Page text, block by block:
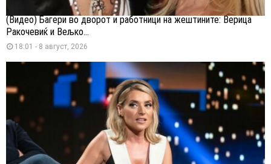
(Видео) Багери во дворот и работници на жештините: Верица
Ракочевиќ и Вељко...
18:01 - 8 август, 2026